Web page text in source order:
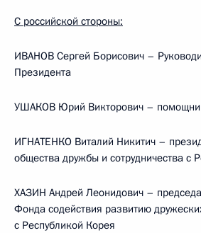
С российской стороны:
ИВАНОВ Сергей Борисович –
Президента
УШАКОВ Юрий Викторович –
ИГНАТЕНКО Виталий Никитич –
общества дружбы и сотрудничества с
ХАЗИН Андрей Леонидович –
Фонда содействия развитию
с Республикой Корея